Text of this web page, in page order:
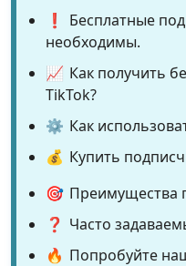
❗
Бесплатные
необходимы.
📈 Как получить
TikTok?
⚙️ Как
💰 Купить
🎯 Преимущества
❓ Часто
🔥 Попробуйте